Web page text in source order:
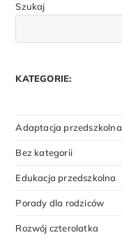
Szukaj
KATEGORIE:
Adaptacja przedszkolna
Bez kategorii
Edukacja przedszkolna
Porady dla rodziców
Rozwój czterolatka